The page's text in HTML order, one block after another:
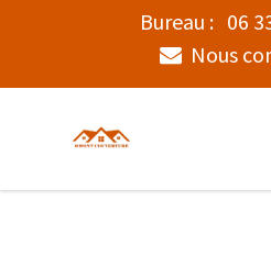
Bureau : 06
Nous